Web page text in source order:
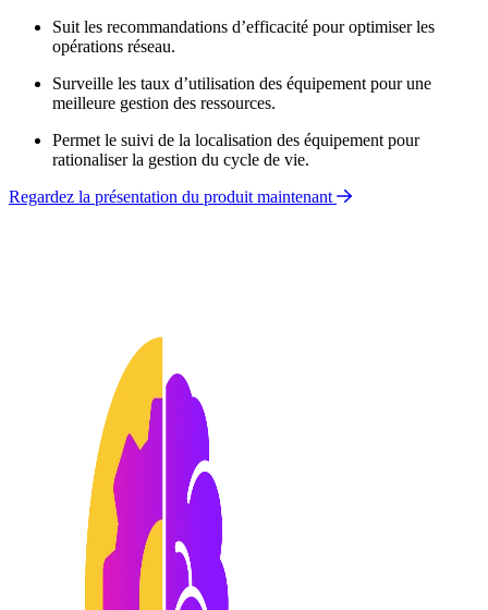
Suit les recommandations d’efficacité pour optimiser les
opérations réseau.
Surveille les taux d’utilisation des équipement pour une
meilleure gestion des ressources.
Permet le suivi de la localisation des équipement pour
rationaliser la gestion du cycle de vie.
Regardez la présentation du produit maintenant